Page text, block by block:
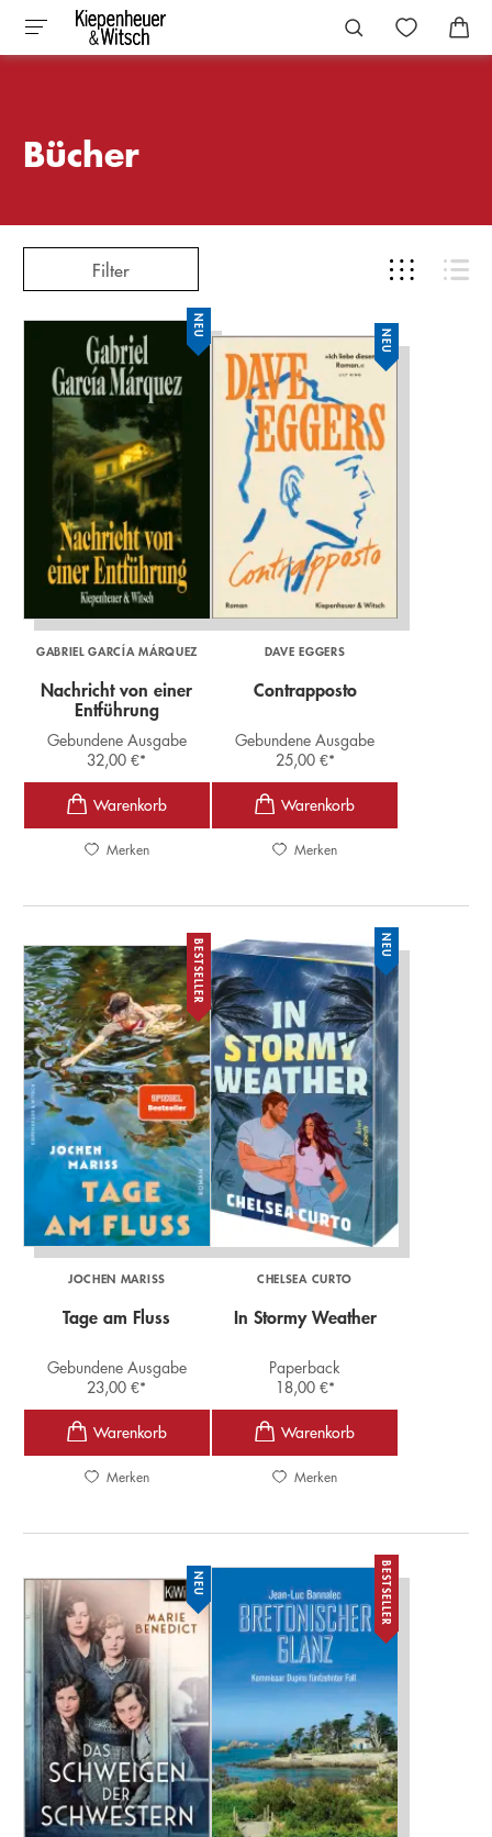
Bücher
Filter
NEU
GABRIEL GARCÍA MÁRQUEZ
Nachricht von einer
Entführung
Gebundene Ausgabe
32,00€*
Merken
NEU
DAVE EGGERS
Contrapposto
Gebundene Ausgabe
25,00 €*
Merken
BESTSELLER
JOCHEN MARISS
Tage am Fluss
Gebundene Ausgabe
23,00€*
Merken
NEU
CHELSEA CURTO
In Stormy Weather
Paperback
18,00 €*
Merken
NEU BESTSELLER